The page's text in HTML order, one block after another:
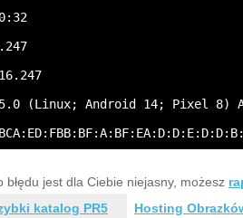
(Linux; Android 14; Pixel 8)
jest dla Ciebie niejasny, możesz
katalog PR5
Hosting